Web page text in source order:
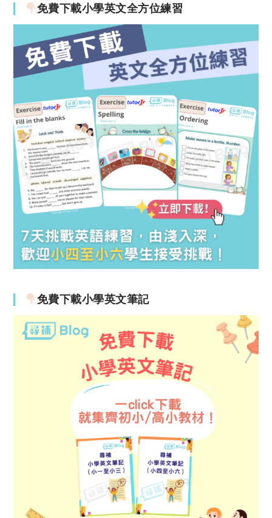
免費下載小學英文全方位練習
免費下載小學英文筆記